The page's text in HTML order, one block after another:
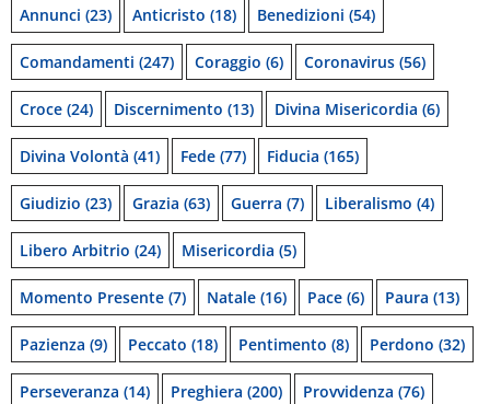
Annunci (23) Anticristo (18) Benedizioni (54)
Comandamenti (247) Coraggio (6) Coronavirus (56)
Croce (24) Discernimento (13) Divina Misericordia (6)
Divina Volontà (41) Fede (77) Fiducia (165)
Giudizio (23) Grazia (63) Guerra (7) Liberalismo (4)
Libero Arbitrio (24) Misericordia (5)
Momento Presente (7) Natale (16) Pace (6) Paura (13)
Pazienza (9) Peccato (18) Pentimento (8) Perdono (32)
Perseveranza (14) Preghiera (200) Provvidenza (76)